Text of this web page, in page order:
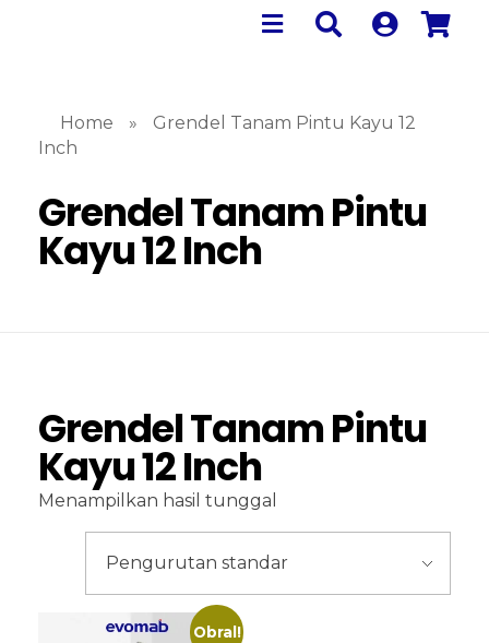
Home »
Grendel Tanam Pintu Kayu 12
Inch
Grendel Tanam Pintu
Kayu 12 Inch
Grendel Tanam Pintu
Kayu 12 Inch
Menampilkan hasil tunggal
Obral!